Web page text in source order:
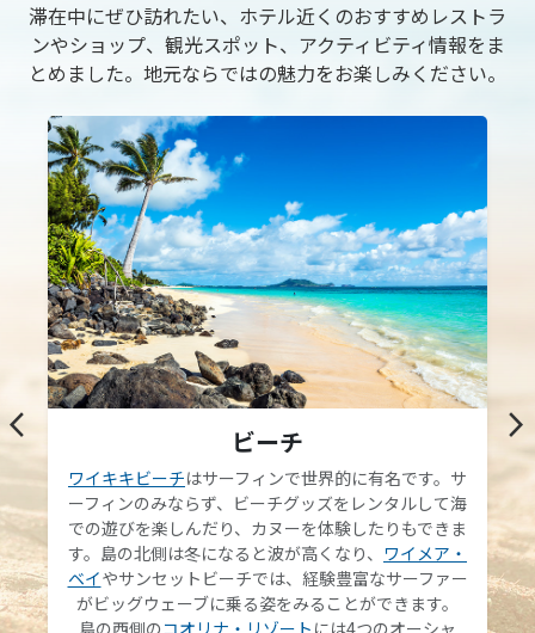
滞在中にぜひ訪れたい、ホテル近くのおすすめレストラ
ンやショップ、観光スポット、アクティビティ情報をま
とめました。地元ならではの魅力をお楽しみください。
arrow_back_ios ビーチ
ワイキキビーチはサーフィンで世界的に有名です。サ
ーフィンのみならず、ビーチグッズをレンタルして海
での遊びを楽しんだり、カヌーを体験したりもできま
す。島の北側は冬になると波が高くなり、 ワイメア・
ベイやサンセットビーチでは、経験豊富なサーファー
がビッグウェーブに乗る姿をみることができます。
arrow_forward_ios